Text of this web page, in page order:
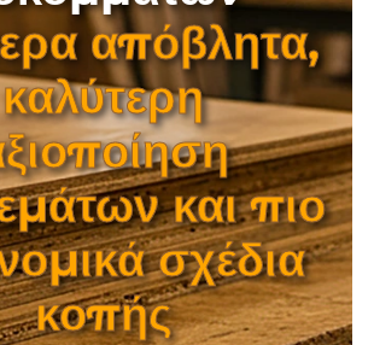
απόβλητα,
καλύτερη
και πιο
σχέδια
κοπής